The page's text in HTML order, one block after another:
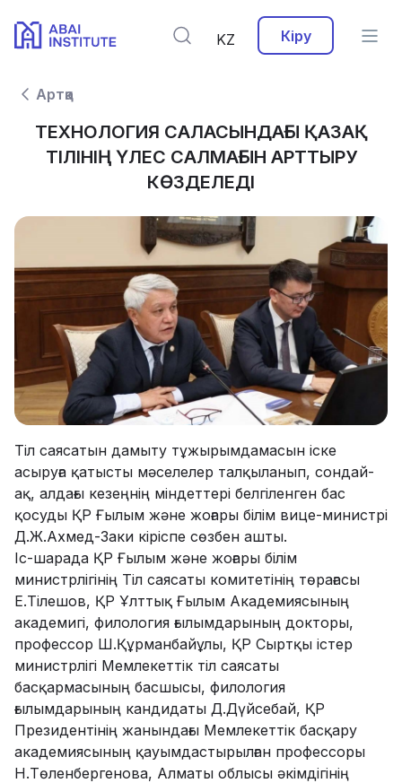
KZ Кіру
Артқа
ТЕХНОЛОГИЯ САЛАСЫНДАҒЫ ҚАЗАҚ
ТІЛІНІҢ ҮЛЕС САЛМАҒЫН АРТТЫРУ
КӨЗДЕЛЕДІ
Тіл саясатын дамыту тұжырымдамасын іске
асыруға қатысты мәселелер талқыланып, сондай-
ақ, алдағы кезеңнің міндеттері белгіленген бас
қосуды ҚР Ғылым және жоғары білім вице-министрі
Д.Ж.Ахмед-Заки кіріспе сөзбен ашты.
Іс-шарада ҚР Ғылым және жоғары білім
министрлігінің Тіл саясаты комитетінің төрағасы
Е.Тілешов, ҚР Ұлттық Ғылым Академиясының
академигі, филология ғылымдарының докторы,
профессор Ш.Құрманбайұлы, ҚР Сыртқы істер
министрлігі Мемлекеттік тіл саясаты
басқармасының басшысы, филология
ғылымдарының кандидаты Д.Дүйсебай, ҚР
Президентінің жанындағы Мемлекеттік басқару
академиясының қауымдастырылған профессоры
Н.Төленбергенова, Алматы облысы әкімдігінің